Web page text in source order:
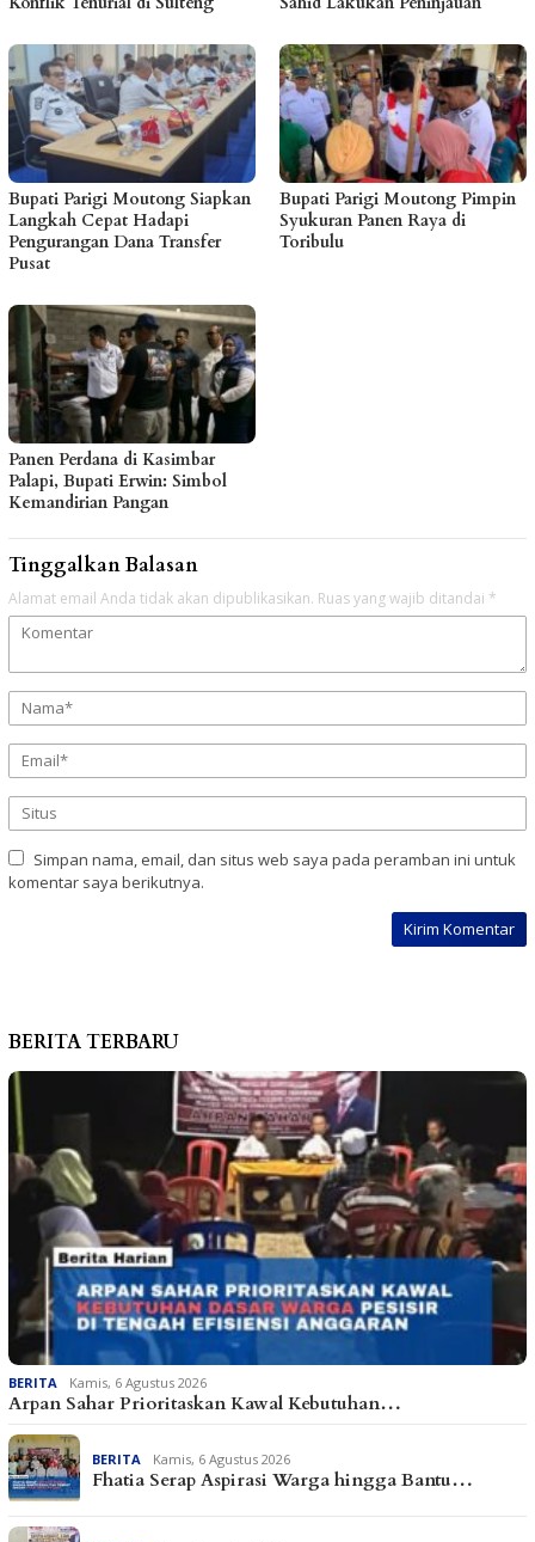
Bupati Parigi Moutong Siapkan
Langkah Cepat Hadapi
Pengurangan Dana Transfer
Pusat
Bupati Parigi Moutong Pimpin
Syukuran Panen Raya di
Toribulu
Panen Perdana di Kasimbar
Palapi, Bupati Erwin: Simbol
Kemandirian Pangan
Tinggalkan Balasan
Alamat email Anda tidak akan dipublikasikan. Ruas yang wajib ditandai *
Simpan nama, email, dan situs web saya pada peramban ini untuk
komentar saya berikutnya.
BERITA TERBARU
BERITA Kamis, 6 Agustus 2026
Arpan Sahar Prioritaskan Kawal Kebutuhan…
BERITA Kamis, 6 Agustus 2026
Fhatia Serap Aspirasi Warga hingga Bantu…